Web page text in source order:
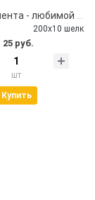
Траурная лента - любимой маме
200х10 шелк
25 руб.
шт
Купить